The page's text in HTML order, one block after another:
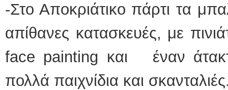
-Στο Αποκριάτικο πάρτι τα
απίθανες κατασκευές, με
face painting και έναν
πολλά παιχνίδια και